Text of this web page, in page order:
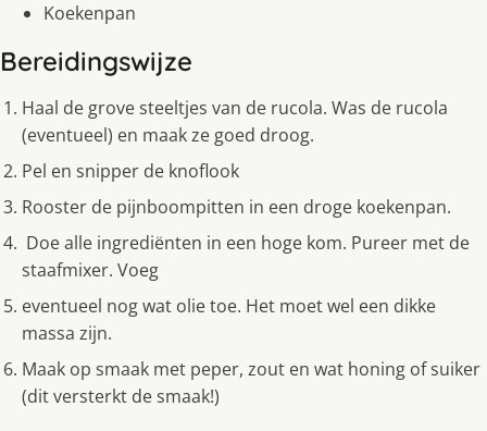
Koekenpan
Bereidingswijze
Haal de grove steeltjes van de rucola. Was de rucola
(eventueel) en maak ze goed droog.
Pel en snipper de knoflook
Rooster de pijnboompitten in een droge koekenpan.
Doe alle ingrediënten in een hoge kom. Pureer met de
staafmixer. Voeg
eventueel nog wat olie toe. Het moet wel een dikke
massa zijn.
Maak op smaak met peper, zout en wat honing of suiker
(dit versterkt de smaak!)